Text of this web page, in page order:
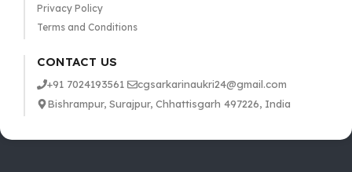
Privacy Policy
Terms and Conditions
CONTACT US
+91 7024193561
cgsarkarinaukri24@gmail.com
Bishrampur, Surajpur, Chhattisgarh 497226, India